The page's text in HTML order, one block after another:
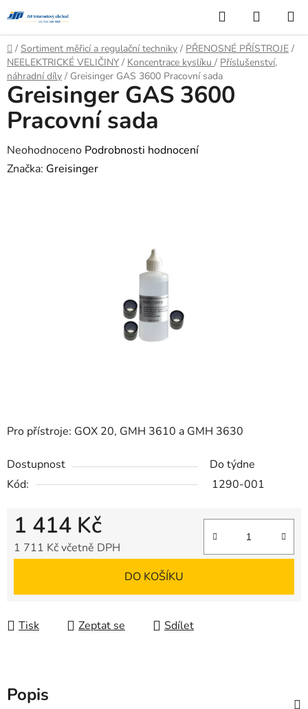
na
obsah
Hledat
KOŠÍK
Domů
/ Sortiment měřicí a regulační techniky / PŘENOSNÉ PŘÍSTROJE /
NEELEKTRICKÉ VELIČINY / Koncentrace kyslíku / Příslušenství,
náhradní díly / Greisinger GAS 3600 Pracovní sada
Pro přístroje: GOX 20, GMH 3610 a GMH 3630
Dostupnost
Do týdne
Kód:
1290-001
1 414 Kč
1 711 Kč včetně DPH
DO KOŠÍKU
Tisk Zeptat se Sdílet
Greisinger GAS 3600
Pracovní sada
Průměrné
hodnocení
Neohodnoceno Podrobnosti hodnocení
Značka: Greisinger
Popis